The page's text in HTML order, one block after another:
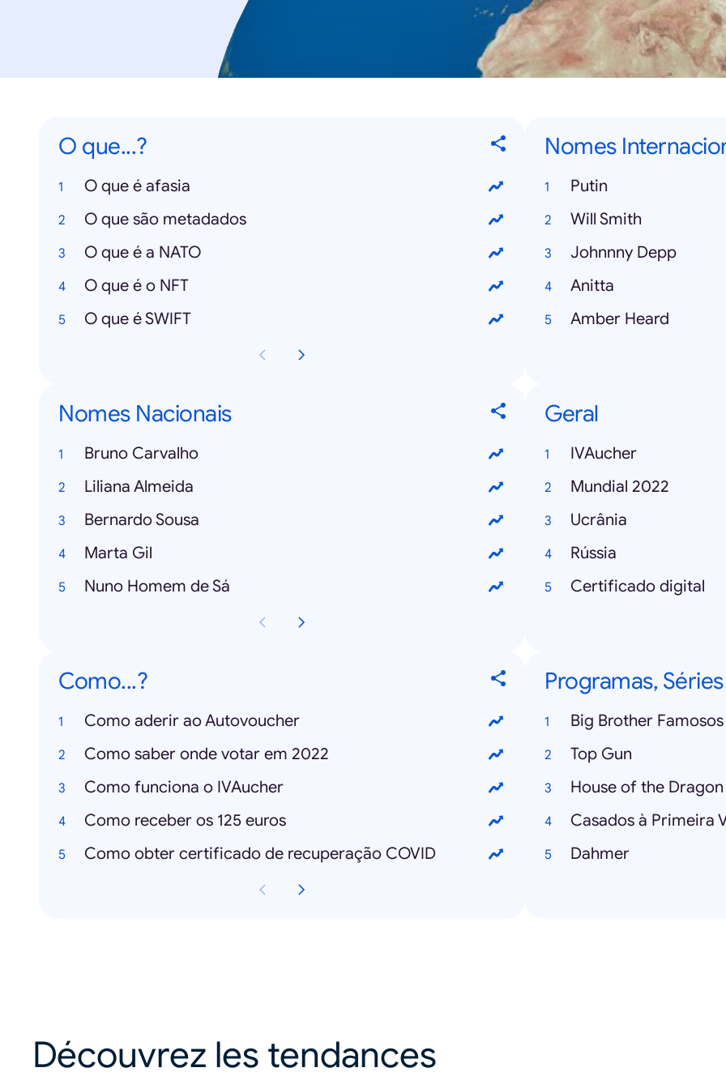
O que...?
O que é afasia
O que são metadados
O que é a NATO
O que é o NFT
O que é SWIFT
Nomes
Putin
Will Smith
Johnnny Depp
Anitta
Amber Heard
Nomes Nacionais
Bruno Carvalho
Liliana Almeida
Bernardo Sousa
Marta Gil
Nuno Homem de Sá
Geral
IVAucher
Mundial 2022
Ucrânia
Rússia
Certificado digital
Como...?
Como aderir ao Autovoucher
Como saber onde votar em 2022
Como funciona o IVAucher
Como receber os 125 euros
Como obter certificado de recuperação COVID
Programas,
Big Brother Famosos
Top Gun
House of the Dragon
Casados à Primeira
Dahmer
Découvrez les tendances